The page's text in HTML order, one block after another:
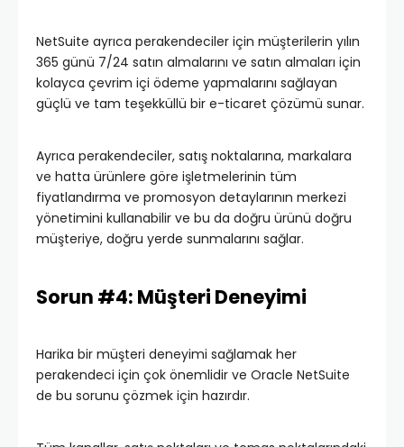
NetSuite ayrıca perakendeciler için müşterilerin yılın
365 günü 7/24 satın almalarını ve satın almaları için
kolayca çevrim içi ödeme yapmalarını sağlayan
güçlü ve tam teşekküllü bir e-ticaret çözümü sunar.
Ayrıca perakendeciler, satış noktalarına, markalara
ve hatta ürünlere göre işletmelerinin tüm
fiyatlandırma ve promosyon detaylarının merkezi
yönetimini kullanabilir ve bu da doğru ürünü doğru
müşteriye, doğru yerde sunmalarını sağlar.
Sorun #4: Müşteri Deneyimi
Harika bir müşteri deneyimi sağlamak her
perakendeci için çok önemlidir ve Oracle NetSuite
de bu sorunu çözmek için hazırdır.